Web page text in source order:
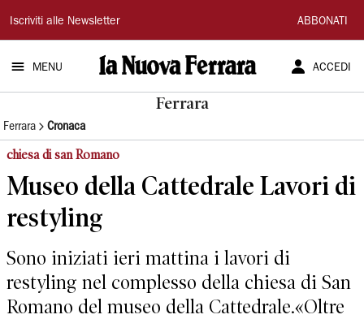
La
Nuova
Ferrara
Iscriviti alle Newsletter ABBONATI
MENU ACCEDI
Ferrara
Ferrara Cronaca
chiesa di san Romano
Museo della Cattedrale Lavori di
restyling
Sono iniziati ieri mattina i lavori di
restyling nel complesso della chiesa di San
Romano del museo della Cattedrale.«Oltre